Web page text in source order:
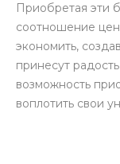
Приобретая эти
соотношение
экономить,
принесут
возможность
воплотить свои